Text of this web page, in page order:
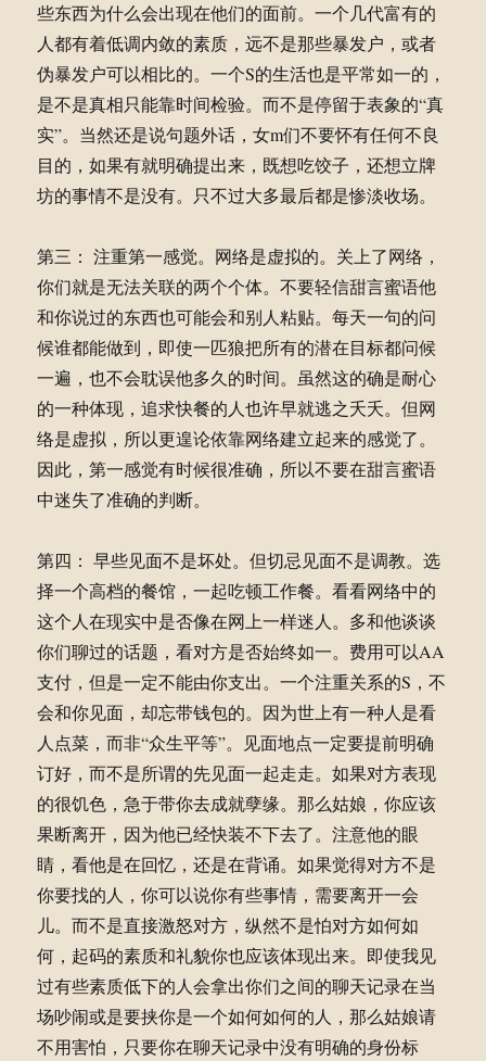
些东西为什么会出现在他们的面前。一个几代富有的
人都有着低调内敛的素质，远不是那些暴发户，或者
伪暴发户可以相比的。一个S的生活也是平常如一的，
是不是真相只能靠时间检验。而不是停留于表象的“真
实”。当然还是说句题外话，女m们不要怀有任何不良
目的，如果有就明确提出来，既想吃饺子，还想立牌
坊的事情不是没有。只不过大多最后都是惨淡收场。
第三： 注重第一感觉。网络是虚拟的。关上了网络，
你们就是无法关联的两个个体。不要轻信甜言蜜语他
和你说过的东西也可能会和别人粘贴。每天一句的问
候谁都能做到，即使一匹狼把所有的潜在目标都问候
一遍，也不会耽误他多久的时间。虽然这的确是耐心
的一种体现，追求快餐的人也许早就逃之夭夭。但网
络是虚拟，所以更遑论依靠网络建立起来的感觉了。
因此，第一感觉有时候很准确，所以不要在甜言蜜语
中迷失了准确的判断。
第四： 早些见面不是坏处。但切忌见面不是调教。选
择一个高档的餐馆，一起吃顿工作餐。看看网络中的
这个人在现实中是否像在网上一样迷人。多和他谈谈
你们聊过的话题，看对方是否始终如一。费用可以AA
支付，但是一定不能由你支出。一个注重关系的S，不
会和你见面，却忘带钱包的。因为世上有一种人是看
人点菜，而非“众生平等”。见面地点一定要提前明确
订好，而不是所谓的先见面一起走走。如果对方表现
的很饥色，急于带你去成就孽缘。那么姑娘，你应该
果断离开，因为他已经快装不下去了。注意他的眼
睛，看他是在回忆，还是在背诵。如果觉得对方不是
你要找的人，你可以说你有些事情，需要离开一会
儿。而不是直接激怒对方，纵然不是怕对方如何如
何，起码的素质和礼貌你也应该体现出来。即使我见
过有些素质低下的人会拿出你们之间的聊天记录在当
场吵闹或是要挟你是一个如何如何的人，那么姑娘请
不用害怕，只要你在聊天记录中没有明确的身份标